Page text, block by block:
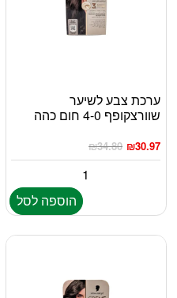
ערכת צבע לשיער
שוורצקופף 4-0 חום כהה
₪34.80 ₪30.97
הוספה לסל